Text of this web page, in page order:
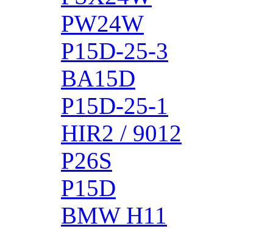
PW24W
P15D-25-3
BA15D
P15D-25-1
HIR2 / 9012
P26S
P15D
BMW H11